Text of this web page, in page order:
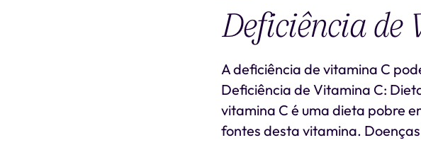
Deficiência de
A deficiência de vitamina C
Deficiência de Vitamina C:
vitamina C é uma dieta pobre
fontes desta vitamina.